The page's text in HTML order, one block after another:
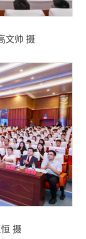
文帅 摄
摄